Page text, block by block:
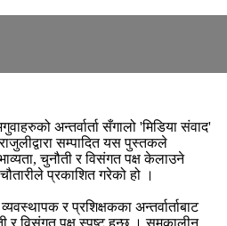
अन्तर्वार्ता सँगालो 'मिडिया संवाद'
सम्पादित यस पुस्तकले
चुनौती र विसंगत पक्ष केलाउने
प्रकाशित गरेको हो ।
र प्रशिक्षकका अन्तर्वार्ताबाट
र विसंगत पक्ष स्पष्ट हुन्छ । समकालीन